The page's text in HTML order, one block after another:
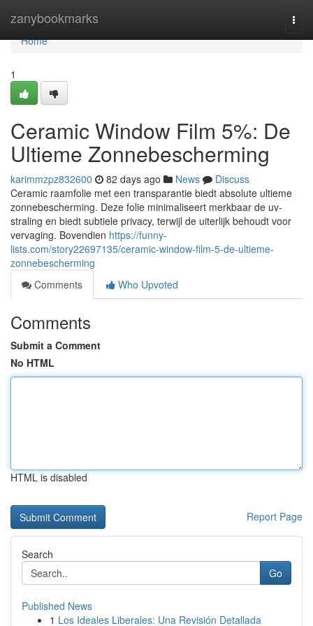
zanybookmarks
Home
Home
1
Ceramic Window Film 5%: De
Ultieme Zonnebescherming
karimmzpz832600 82 days ago News
Discuss
Ceramic raamfolie met een transparantie biedt absolute ultieme
zonnebescherming. Deze folie minimaliseert merkbaar de uv-
straling en biedt subtiele privacy, terwijl de uiterlijk behoudt voor
vervaging. Bovendien https://funny-
lists.com/story22697135/ceramic-window-film-5-de-ultieme-
zonnebescherming
Comments
Who Upvoted
Comments
Submit a Comment
No HTML
HTML is disabled
Report Page
Search
Go
Published News
1 Los Ideales Liberales: Una Revisión Detallada